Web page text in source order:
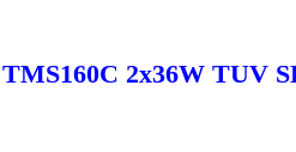
2x36W TUV